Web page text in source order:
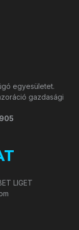
egyesületet.
gazdasági
LIGET